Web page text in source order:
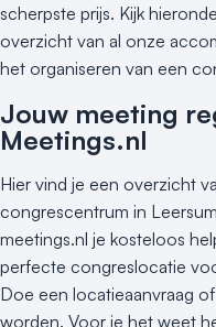
Theater
Varende locatie
scherpste prijs. Kijk
overzicht van al onze
het organiseren van een
Jouw meeting
Meetings.nl
Hier vind je een overzicht
congrescentrum in
meetings.nl je kosteloos
perfecte congreslocatie
Doe een locatieaanvraag
worden. Voor je het weet